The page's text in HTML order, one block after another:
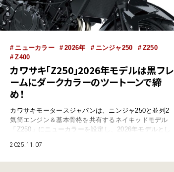
ニューカラー 2026年 ニンジャ250
Z250
Z400
カワサキ「Z250」2026年モデルは黒フレ
ームにダークカラーのツートーンで締
め！
カワサキモータースジャパンは、ニンジャ250と並列2
気筒エンジン＆基本骨格を共有するネイキッドモデル
「Z250」にニューカラーを設定し、2026年モデルとし
(ヨ) ●外部リンク:カワサキモータースジャパン 新色は
2025.11.07